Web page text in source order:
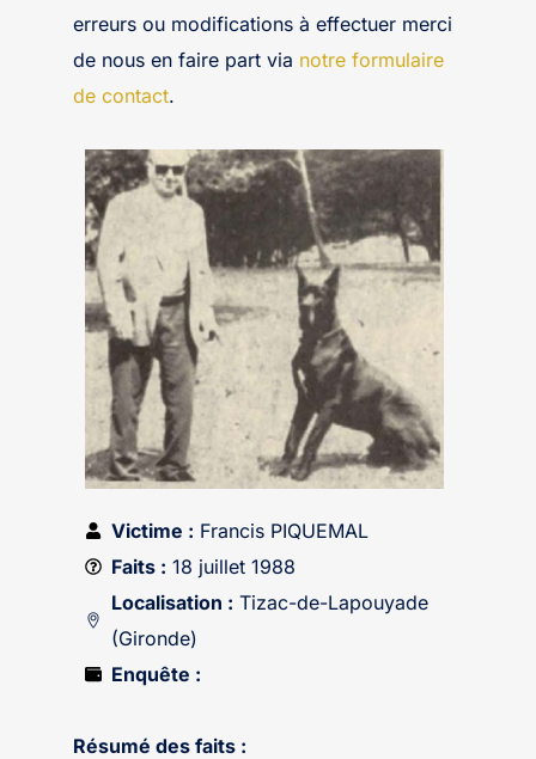
erreurs ou modifications à effectuer merci
de nous en faire part via notre formulaire
de contact.
Victime : Francis PIQUEMAL
Faits : 18 juillet 1988
Localisation : Tizac-de-Lapouyade
(Gironde)
Enquête :
Résumé des faits :